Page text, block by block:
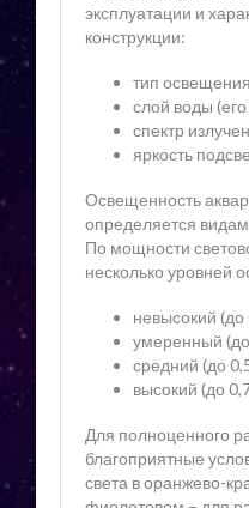
эксплуатации и
конструкции:
тип
слой воды
спектр
яркость
Освещенность
определяется
По мощности
несколько уровней
невысокий (до
умеренный
средний (до
высокий (до
Для полноценного
благоприятные
света в оранжево-